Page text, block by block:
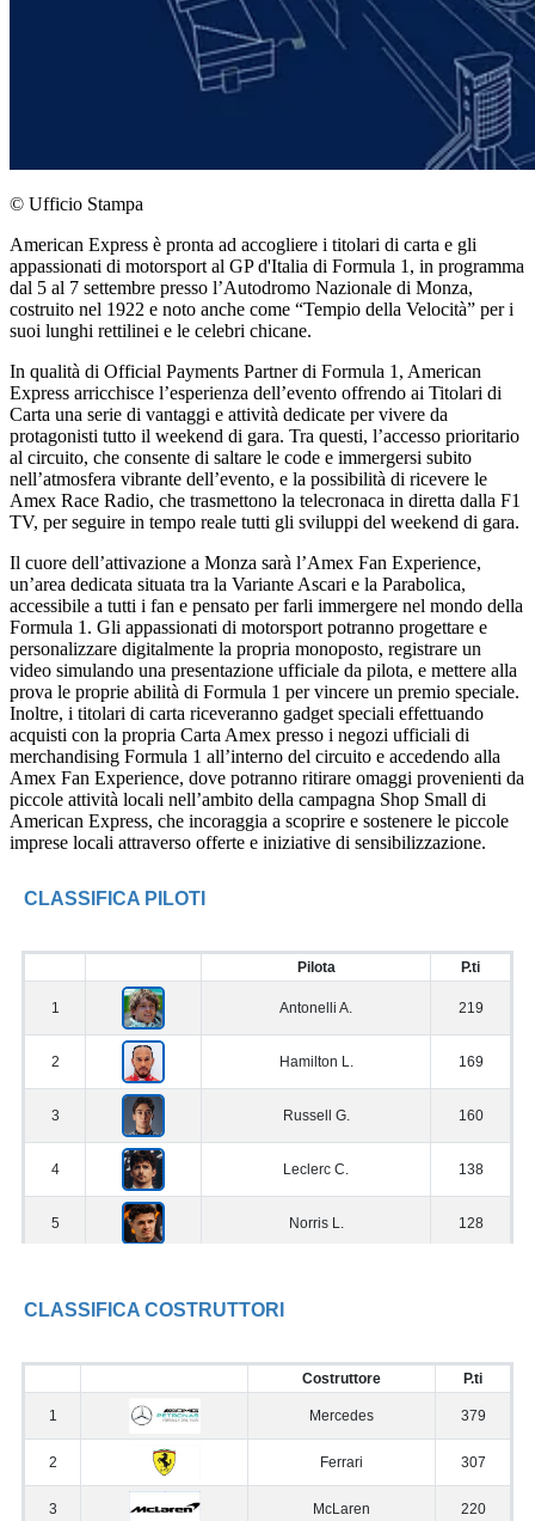
© Ufficio Stampa
American Express è pronta ad accogliere i titolari di carta e gli
appassionati di motorsport al GP d'Italia di Formula 1, in programma
dal 5 al 7 settembre presso l’Autodromo Nazionale di Monza,
costruito nel 1922 e noto anche come “Tempio della Velocità” per i
suoi lunghi rettilinei e le celebri chicane.
In qualità di Official Payments Partner di Formula 1, American
Express arricchisce l’esperienza dell’evento offrendo ai Titolari di
Carta una serie di vantaggi e attività dedicate per vivere da
protagonisti tutto il weekend di gara. Tra questi, l’accesso prioritario
al circuito, che consente di saltare le code e immergersi subito
nell’atmosfera vibrante dell’evento, e la possibilità di ricevere le
Amex Race Radio, che trasmettono la telecronaca in diretta dalla F1
TV, per seguire in tempo reale tutti gli sviluppi del weekend di gara.
Il cuore dell’attivazione a Monza sarà l’Amex Fan Experience,
un’area dedicata situata tra la Variante Ascari e la Parabolica,
accessibile a tutti i fan e pensato per farli immergere nel mondo della
Formula 1. Gli appassionati di motorsport potranno progettare e
personalizzare digitalmente la propria monoposto, registrare un
video simulando una presentazione ufficiale da pilota, e mettere alla
prova le proprie abilità di Formula 1 per vincere un premio speciale.
Inoltre, i titolari di carta riceveranno gadget speciali effettuando
acquisti con la propria Carta Amex presso i negozi ufficiali di
merchandising Formula 1 all’interno del circuito e accedendo alla
Amex Fan Experience, dove potranno ritirare omaggi provenienti da
piccole attività locali nell’ambito della campagna Shop Small di
American Express, che incoraggia a scoprire e sostenere le piccole
imprese locali attraverso offerte e iniziative di sensibilizzazione.